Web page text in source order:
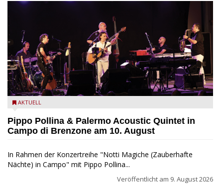
Pippo Pollina im Konzert mit dem Palermo Acoustic Quintet
AKTUELL
Pippo Pollina & Palermo Acoustic Quintet in
Campo di Brenzone am 10. August
In Rahmen der Konzertreihe "Notti Magiche (Zauberhafte
Nächte) in Campo" mit Pippo Pollina...
Veröffentlicht am 9. August 2026